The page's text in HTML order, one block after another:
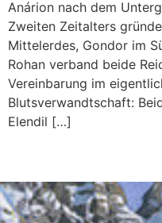
Anárion nach dem
Zweiten Zeitalters
Mittelerdes, Gondor im
Rohan verband beide
Vereinbarung im
Blutsverwandtschaft:
Elendil […]